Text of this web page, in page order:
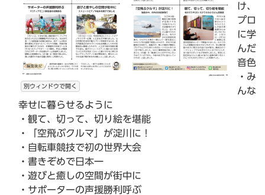
別ウィンドウで開く
け、
プロ
に学
んだ
音色
・み
んな
幸せに暮らせるように
・観て、切って、切り絵を堪能
・「空飛ぶクルマ」が淀川に！
・自転車競技で初の世界大会
・書きぞめで日本一
・遊びと癒しの空間が街中に
・サポーターの声援勝利呼ぶ